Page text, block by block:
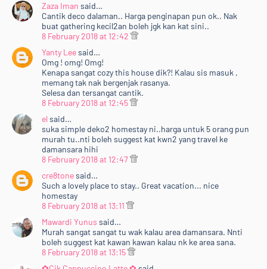
Zaza Iman said…
Cantik deco dalaman.. Harga penginapan pun ok.. Nak
buat gathering kecil2an boleh jgk kan kat sini..
8 February 2018 at 12:42
Yanty Leesaid…
Omg ! omg! Omg!
Kenapa sangat cozy this house dik?! Kalau sis masuk ,
memang tak nak bergenjak rasanya.
Selesa dan tersangat cantik.
8 February 2018 at 12:45
el said…
suka simple deko2 homestay ni..harga untuk 5 orang pun
murah tu..nti boleh suggest kat kwn2 yang travel ke
damansara hihi
8 February 2018 at 12:47
cre8tonesaid…
Such a lovely place to stay.. Great vacation... nice
homestay
8 February 2018 at 13:11
Mawardi Yunus said…
Murah sangat sangat tu wak kalau area damansara. Nnti
boleh suggest kat kawan kawan kalau nk ke area sana.
8 February 2018 at 13:15